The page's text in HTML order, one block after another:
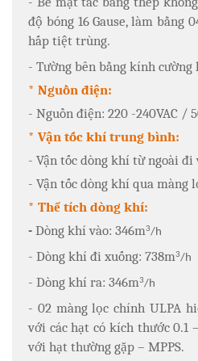
độ bóng 16 Gause, làm bằng
hấp tiệt trùng.
- Tường bên bằng kính
* Nguồn điện:
- Nguồn điện: 220 -240VAC /
* Vận tốc khí trung bình:
- Vận tốc dòng khí từ ngoài đi
- Vận tốc dòng khí qua màng
* Thể tích dòng khí:
- Dòng khí vào: 346m3/h
- Dòng khí đi xuống: 738m3/h
- Dòng khí ra: 346m3/h
- 02 màng lọc chính ULPA
với các hạt có kích thước 0.1
với hạt thường gặp – MPPS.